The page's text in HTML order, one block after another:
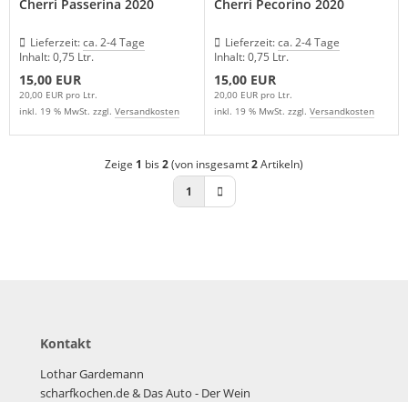
Cherri Passerina 2020
Lieferzeit:ca. 2-4 Tage
Inhalt: 0,75 Ltr.
15,00 EUR
20,00 EUR pro Ltr.
inkl. 19 % MwSt. zzgl. Versandkosten
Cherri Pecorino 2020
Lieferzeit:ca. 2-4 Tage
Inhalt: 0,75 Ltr.
15,00 EUR
20,00 EUR pro Ltr.
inkl. 19 % MwSt. zzgl. Versandkosten
Zeige 1 bis 2(von insgesamt2Artikeln)
1
Kontakt
Lothar Gardemann
scharfkochen.de& Das Auto - Der Wein